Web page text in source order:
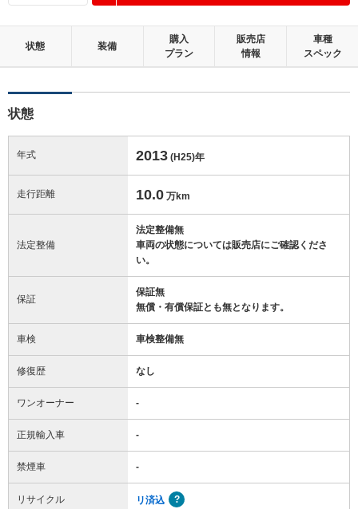
状態 装備
購入
プラン
販売店
情報
車種
スペック
状態
年式 2013 (H25)年
走行距離 10.0 万km
法定整備
法定整備無
車両の状態については販売店にご確認くださ
い。
保証
保証無
無償・有償保証とも無となります。
車検 車検整備無
修復歴 なし
ワンオーナー -
正規輸入車 -
禁煙車 -
リサイクル リ済込